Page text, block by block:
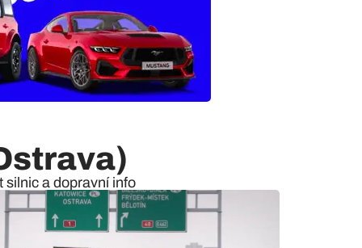
silnic a dopravní info